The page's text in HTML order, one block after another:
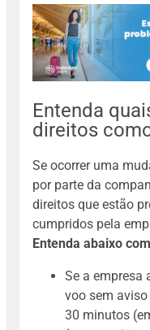
Entenda
direitos
Se ocorrer uma
por parte da
direitos que estão
cumpridos pela
Entenda abaixo
Se a empresa
voo sem
30 minutos